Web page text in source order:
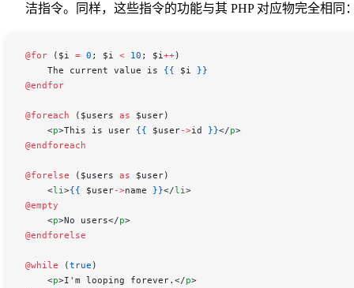
洁指令。同样，这些指令的功能与其 PHP 对应物完全相同
@for ( $i = 0 ; $i < 10 ; $i ++)
    The current value is
{{ $i
}}
@endfor
@foreach ( $users as $user)
    <
p>This is user {{ $user->id }}</p>
@endforeach
@forelse ( $users as $user)
    <
li >{{ $user->name }}</li >
@empty
    <
p>No users</p>
@endforelse
@while (true )
    <
p>I'm looping forever.</p>